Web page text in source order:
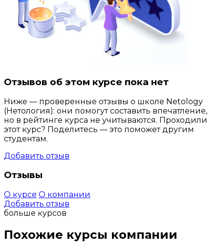
Отзывов об этом курсе пока нет
Ниже — проверенные отзывы о школе Netology
(Нетология): они помогут составить впечатление,
но в рейтинге курса не учитываются. Проходили
этот курс? Поделитесь — это поможет другим
студентам.
Добавить отзыв
Отзывы
О курсе О компании
Добавить отзыв
больше курсов
Похожие курсы компании